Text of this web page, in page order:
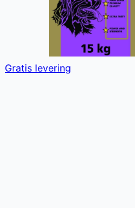
Gratis levering